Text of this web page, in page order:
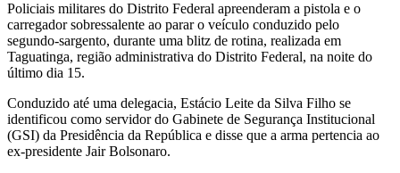
Policiais militares do Distrito Federal apreenderam a pistola e o
carregador sobressalente ao parar o veículo conduzido pelo
segundo-sargento, durante uma blitz de rotina, realizada em
Taguatinga, região administrativa do Distrito Federal, na noite do
último dia 15.
Conduzido até uma delegacia, Estácio Leite da Silva Filho se
identificou como servidor do Gabinete de Segurança Institucional
(GSI) da Presidência da República e disse que a arma pertencia ao
ex-presidente Jair Bolsonaro.